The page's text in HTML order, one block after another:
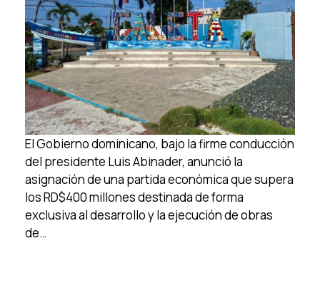
El Gobierno dominicano, bajo la firme conducción
del presidente Luis Abinader, anunció la
asignación de una partida económica que supera
los RD$400 millones destinada de forma
exclusiva al desarrollo y la ejecución de obras
de…